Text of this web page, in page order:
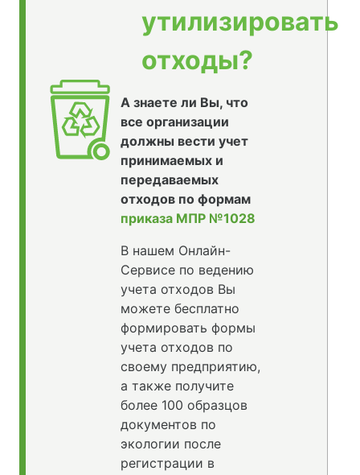
утилизировать
отходы?
А знаете ли Вы, что
все организации
должны вести учет
принимаемых и
передаваемых
отходов по формам
приказа МПР №1028
В нашем Онлайн-
Сервисе по ведению
учета отходов Вы
можете бесплатно
формировать формы
учета отходов по
своему предприятию,
а также получите
более 100 образцов
документов по
экологии после
регистрации в